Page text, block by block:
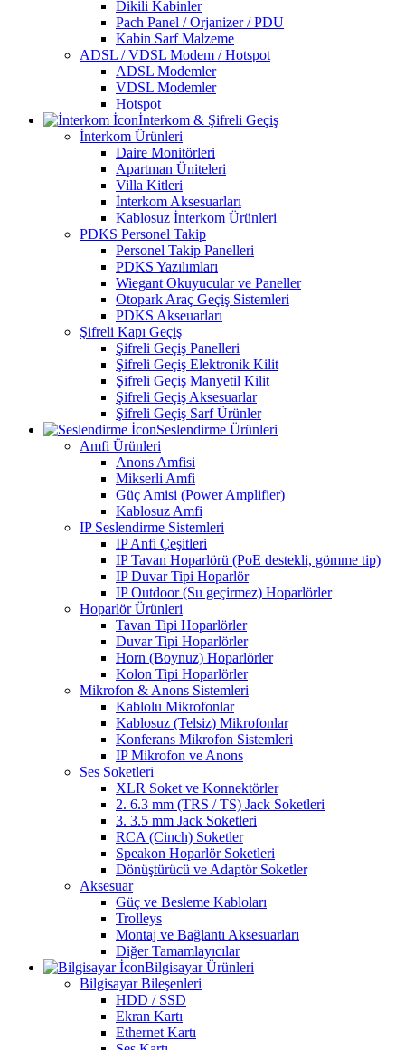
Dikili Kabinler
Pach Panel / Orjanizer / PDU
Kabin Sarf Malzeme
ADSL / VDSL Modem / Hotspot
ADSL Modemler
VDSL Modemler
Hotspot
İnterkom & Şifreli Geçiş
İnterkom Ürünleri
Daire Monitörleri
Apartman Üniteleri
Villa Kitleri
İnterkom Aksesuarları
Kablosuz İnterkom Ürünleri
PDKS Personel Takip
Personel Takip Panelleri
PDKS Yazılımları
Wiegant Okuyucular ve Paneller
Otopark Araç Geçiş Sistemleri
PDKS Akseuarları
Şifreli Kapı Geçiş
Şifreli Geçiş Panelleri
Şifreli Geçiş Elektronik Kilit
Şifreli Geçiş Manyetil Kilit
Şifreli Geçiş Aksesuarlar
Şifreli Geçiş Sarf Ürünler
Seslendirme Ürünleri
Amfi Ürünleri
Anons Amfisi
Mikserli Amfi
Güç Amisi (Power Amplifier)
Kablosuz Amfi
IP Seslendirme Sistemleri
IP Anfi Çeşitleri
IP Tavan Hoparlörü (PoE destekli, gömme tip)
IP Duvar Tipi Hoparlör
IP Outdoor (Su geçirmez) Hoparlörler
Hoparlör Ürünleri
Tavan Tipi Hoparlörler
Duvar Tipi Hoparlörler
Horn (Boynuz) Hoparlörler
Kolon Tipi Hoparlörler
Mikrofon & Anons Sistemleri
Kablolu Mikrofonlar
Kablosuz (Telsiz) Mikrofonlar
Konferans Mikrofon Sistemleri
IP Mikrofon ve Anons
Ses Soketleri
XLR Soket ve Konnektörler
2. 6.3 mm (TRS / TS) Jack Soketleri
3. 3.5 mm Jack Soketleri
RCA (Cinch) Soketler
Speakon Hoparlör Soketleri
Dönüştürücü ve Adaptör Soketler
Aksesuar
Güç ve Besleme Kabloları
Trolleys
Montaj ve Bağlantı Aksesuarları
Diğer Tamamlayıcılar
Bilgisayar Ürünleri
Bilgisayar Bileşenleri
HDD / SSD
Ekran Kartı
Ethernet Kartı